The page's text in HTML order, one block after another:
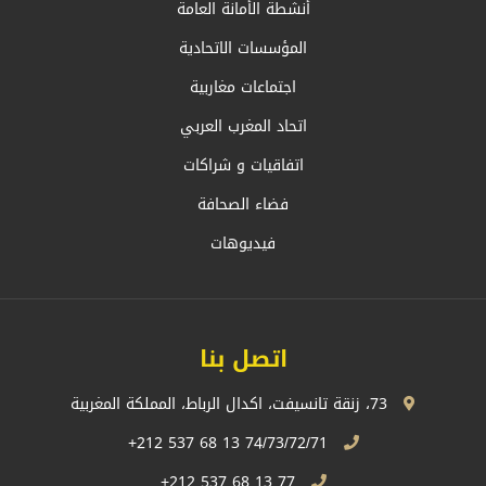
أنشطة الأمانة العامة
المؤسسات الاتحادية
اجتماعات مغاربية
اتحاد المغرب العربي
اتفاقيات و شراكات
فضاء الصحافة
فيديوهات
اتصل بنا